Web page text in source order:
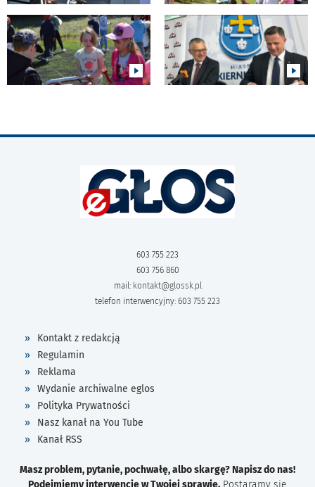
603 755 223
603 756 860
mail: kontakt@glossk.pl
telefon interwencyjny: 603 755 223
Kontakt z redakcją
Regulamin
Reklama
Wydanie archiwalne eglos
Polityka Prywatności
Nasz kanał na You Tube
Kanał RSS
Masz problem, pytanie, pochwałę, albo skargę? Napisz do nas!
Podejmiemy interwencję w Twojej sprawie. Postaramy się